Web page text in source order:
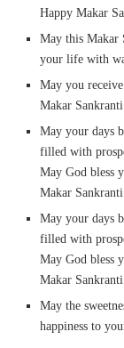
Happy Makar
May this Makar
your life with
May you
Makar
May your days
filled with
May God bless
Makar Sankranti.
May your days
filled with
May God bless
Makar Sankranti
May the
happiness to